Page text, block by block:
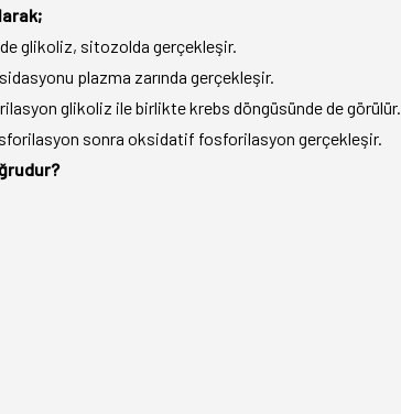
glikoliz, sitozolda gerçekleşir.
plazma zarında gerçekleşir.
glikoliz ile birlikte krebs döngüsünde de görülür.
sonra oksidatif fosforilasyon gerçekleşir.